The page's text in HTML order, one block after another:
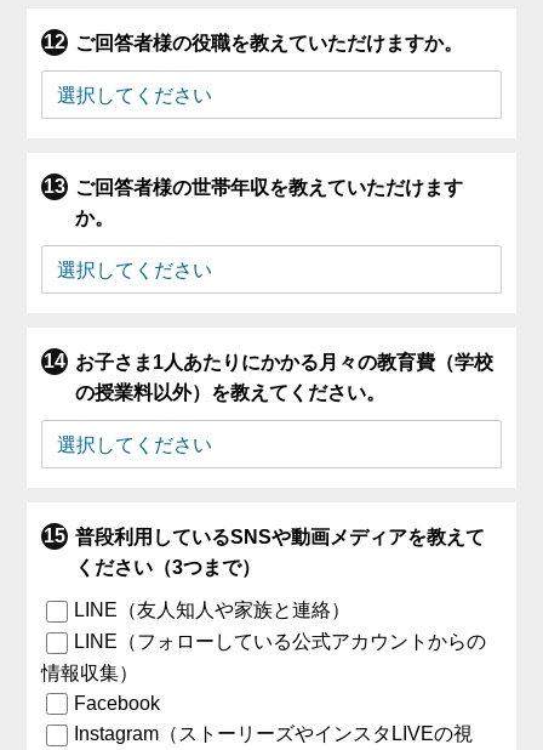
ご回答者様の役職を教えていただけますか。
ご回答者様の世帯年収を教えていただけます
か。
お子さま1人あたりにかかる月々の教育費（学校
の授業料以外）を教えてください。
普段利用しているSNSや動画メディアを教えて
ください（3つまで）
LINE（友人知人や家族と連絡）
LINE（フォローしている公式アカウントからの
情報収集）
Facebook
Instagram（ストーリーズやインスタLIVEの視